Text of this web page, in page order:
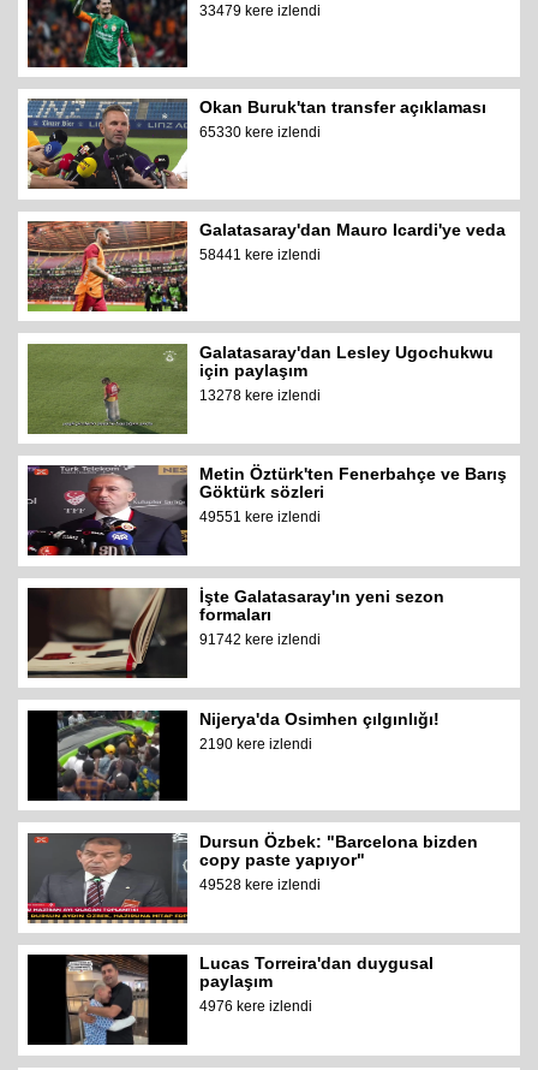
33479 kere izlendi
Okan Buruk'tan transfer açıklaması
65330 kere izlendi
Galatasaray'dan Mauro Icardi'ye veda
58441 kere izlendi
Galatasaray'dan Lesley Ugochukwu
için paylaşım
13278 kere izlendi
Metin Öztürk'ten Fenerbahçe ve Barış
Göktürk sözleri
49551 kere izlendi
İşte Galatasaray'ın yeni sezon
formaları
91742 kere izlendi
Nijerya'da Osimhen çılgınlığı!
2190 kere izlendi
Dursun Özbek: "Barcelona bizden
copy paste yapıyor"
49528 kere izlendi
Lucas Torreira'dan duygusal
paylaşım
4976 kere izlendi